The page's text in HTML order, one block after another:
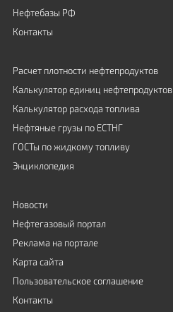
Нефтебазы РФ
Контакты
Расчет плотности нефтепродуктов
Калькулятор единиц нефтепродуктов
Калькулятор расхода топлива
Нефтяные грузы по ЕСТНГ
ГОСТы по жидкому топливу
Энциклопедия
Новости
Нефтегазовый портал
Реклама на портале
Карта сайта
Пользовательское соглашение
Контакты